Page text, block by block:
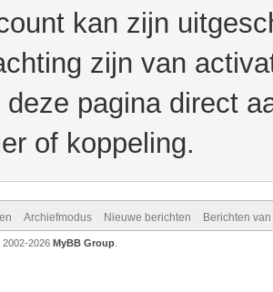
kan zijn
zijn van
deze pagina direct
of koppeling.
Archiefmodus Nieuwe berichten Berichten
2002-2026 MyBB Group